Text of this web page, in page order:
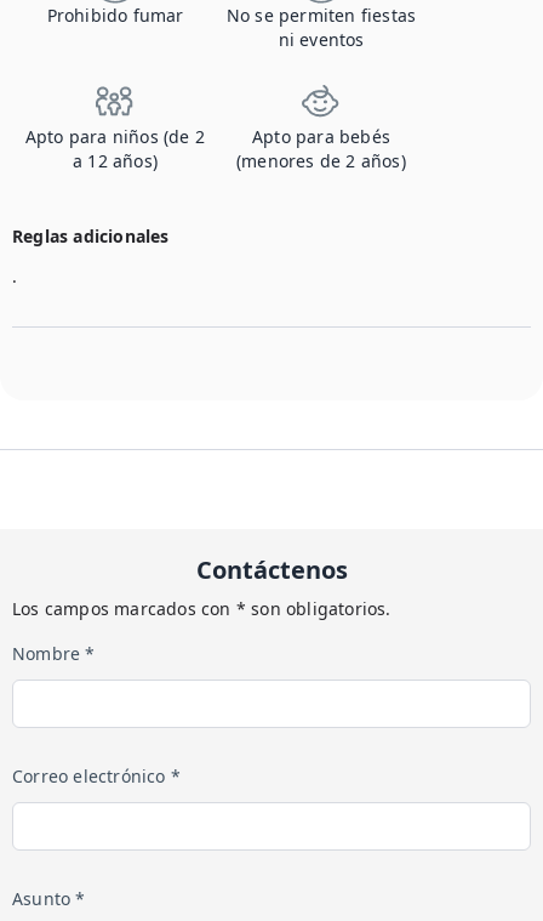
Prohibido fumar
No se permiten fiestas
ni eventos
Apto para niños (de 2
a 12 años)
Apto para bebés
(menores de 2 años)
Reglas adicionales
.
Contáctenos
Los campos marcados con * son obligatorios.
Nombre *
Correo electrónico *
Asunto *